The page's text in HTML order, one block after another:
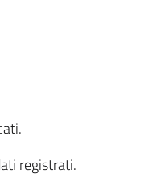
registrati.